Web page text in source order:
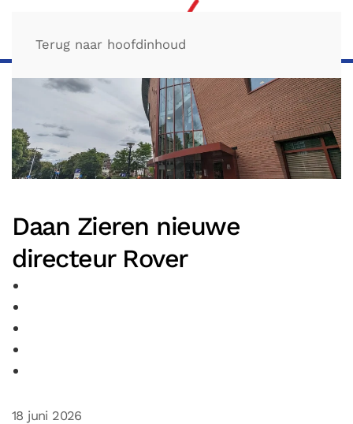
Terug naar hoofdinhoud
Daan Zieren nieuwe
directeur Rover
18 juni 2026